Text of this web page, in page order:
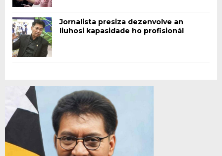
Jornalista presiza dezenvolve an
liuhosi kapasidade ho profisionál